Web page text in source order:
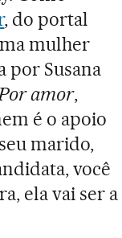
, do portal
mulher
por Susana
amor,
é o apoio
marido,
você
ela vai ser a